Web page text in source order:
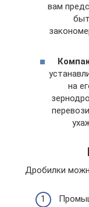
вам
на
Дробилки